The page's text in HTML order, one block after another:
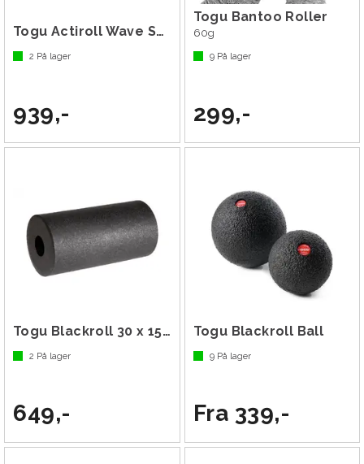
Togu Actiroll Wave Set
2 På lager
939,-
Togu Bantoo Roller
60g
9På lager
299,-
Togu Blackroll 30 x 15 cm 150 g
2 På lager
649,-
Togu Blackroll Ball
9På lager
Fra 339,-